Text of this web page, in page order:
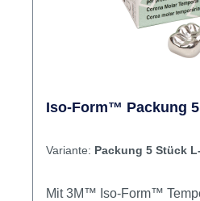
Iso-Form™ Packung
Variante: Packung 5 Stück
Mit 3M™ Iso-Form™